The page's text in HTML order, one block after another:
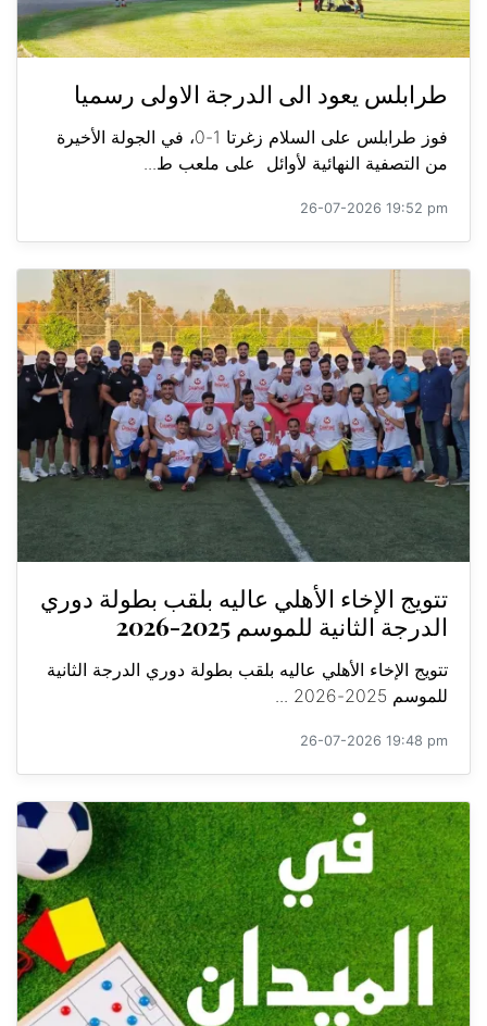
طرابلس يعود الى الدرجة الاولى رسميا
فوز طرابلس على السلام زغرتا 1-0، في الجولة الأخيرة
من التصفية النهائية لأوائل على ملعب ط...
26-07-2026 19:52 pm
تتويج الإخاء الأهلي عاليه بلقب بطولة دوري
الدرجة الثانية للموسم 2025-2026
تتويج الإخاء الأهلي عاليه بلقب بطولة دوري الدرجة الثانية
للموسم 2025-2026 ...
26-07-2026 19:48 pm